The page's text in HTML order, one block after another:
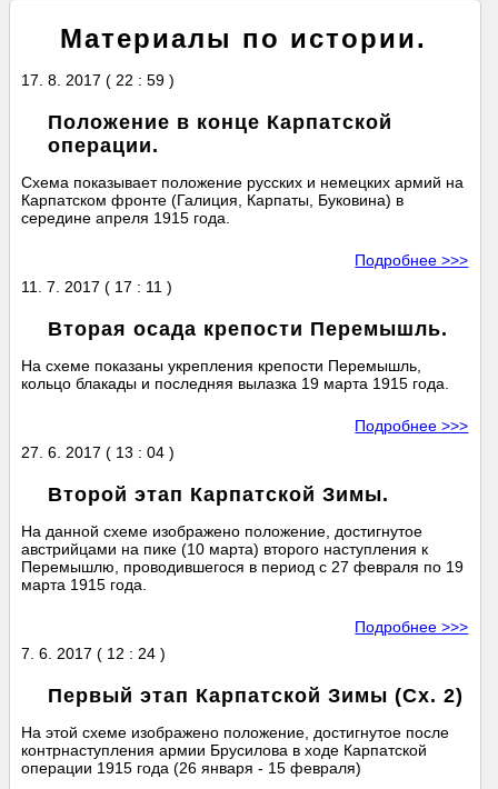
Материалы по истории.
17. 8. 2017 ( 22 : 59 )
Положение в конце Карпатской
операции.
Схема показывает положение русских и немецких армий на
Карпатском фронте (Галиция, Карпаты, Буковина) в
середине апреля 1915 года.
Подробнее >>>
11. 7. 2017 ( 17 : 11 )
Вторая осада крепости Перемышль.
На схеме показаны укрепления крепости Перемышль,
кольцо блакады и последняя вылазка 19 марта 1915 года.
Подробнее >>>
27. 6. 2017 ( 13 : 04 )
Второй этап Карпатской Зимы.
На данной схеме изображено положение, достигнутое
австрийцами на пике (10 марта) второго наступления к
Перемышлю, проводившегося в период с 27 февраля по 19
марта 1915 года.
Подробнее >>>
7. 6. 2017 ( 12 : 24 )
Первый этап Карпатской Зимы (Сх. 2)
На этой схеме изображено положение, достигнутое после
контрнаступления армии Брусилова в ходе Карпатской
операции 1915 года (26 января - 15 февраля)